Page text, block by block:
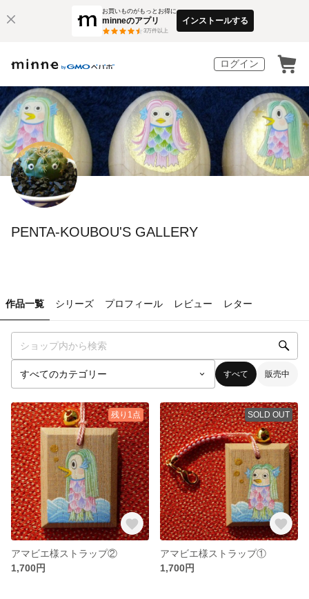
お買いものがもっとお得に
minneのアプリ
3万件以上
インストールする
ログイン
PENTA-KOUBOU'S GALLERY
作品一覧 シリーズ プロフィール レビュー レター
すべて 販売中
残り1点
アマビエ様ストラップ②
1,700円
SOLD OUT
アマビエ様ストラップ①
1,700円